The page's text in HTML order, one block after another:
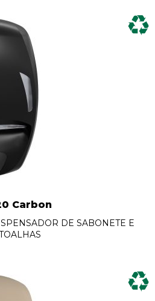
Carbon
DE SABONETE E